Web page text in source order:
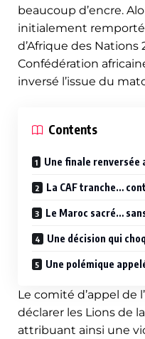
beaucoup d’encre.
initialement remporté
d’Afrique des Nations
Confédération
inversé l’issue du
Contents
Une finale renversée
La CAF tranche…
Le Maroc sacré…
Une décision qui
Une polémique
Le comité d’appel de
déclarer les Lions de
attribuant ainsi une